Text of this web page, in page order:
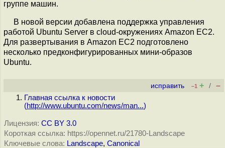
группе машин.
В новой версии добавлена поддержка управления
работой Ubuntu Server в cloud-окружениях Amazon EC2.
Для развертывания в Amazon EC2 подготовлено
несколько предконфигурированных мини-образов
Ubuntu.
исправить –1 + / –
Главная ссылка к новости
(http://www.ubuntu.com/news/man...)
Лицензия: CC BY 3.0
Короткая ссылка: https://opennet.ru/21780-Landscape
Ключевые слова: Landscape, Canonical